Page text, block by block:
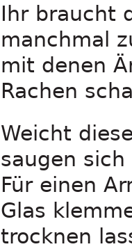
Ihr braucht
manchmal
mit denen
Rachen
Weicht
saugen
Für einen
Glas
trocknen